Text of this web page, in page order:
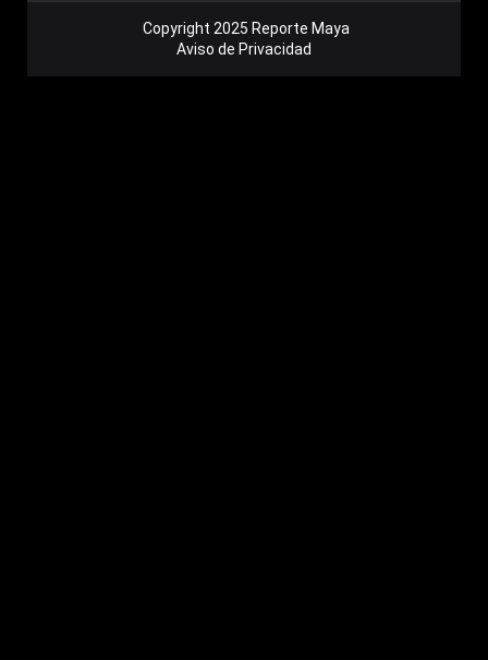
Copyright 2025 Reporte Maya
Aviso de Privacidad